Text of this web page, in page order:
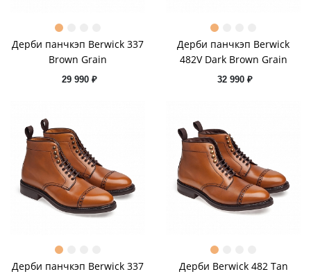
Дерби панчкэп Berwick 337
Brown Grain
29 990 ₽
Дерби панчкэп Berwick
482V Dark Brown Grain
32 990 ₽
Дерби панчкэп Berwick 337
Дерби Berwick 482 Tan